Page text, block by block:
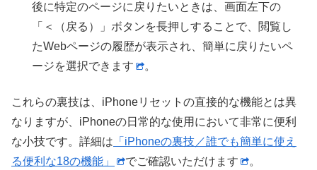
後に特定のページに戻りたいときは、画面左下の
「＜（戻る）」ボタンを長押しすることで、閲覧し
たWebページの履歴が表示され、簡単に戻りたいペ
ージを選択できます​
​。
これらの裏技は、iPhoneリセットの直接的な機能とは異
なりますが、iPhoneの日常的な使用において非常に便利
な小技です。詳細は 「iPhoneの裏技／誰でも簡単に使え
る便利な18の機能」
でご確認いただけます​ ​。